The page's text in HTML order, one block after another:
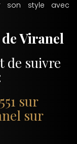
son style avec
Viranel
de suivre
sur
sur